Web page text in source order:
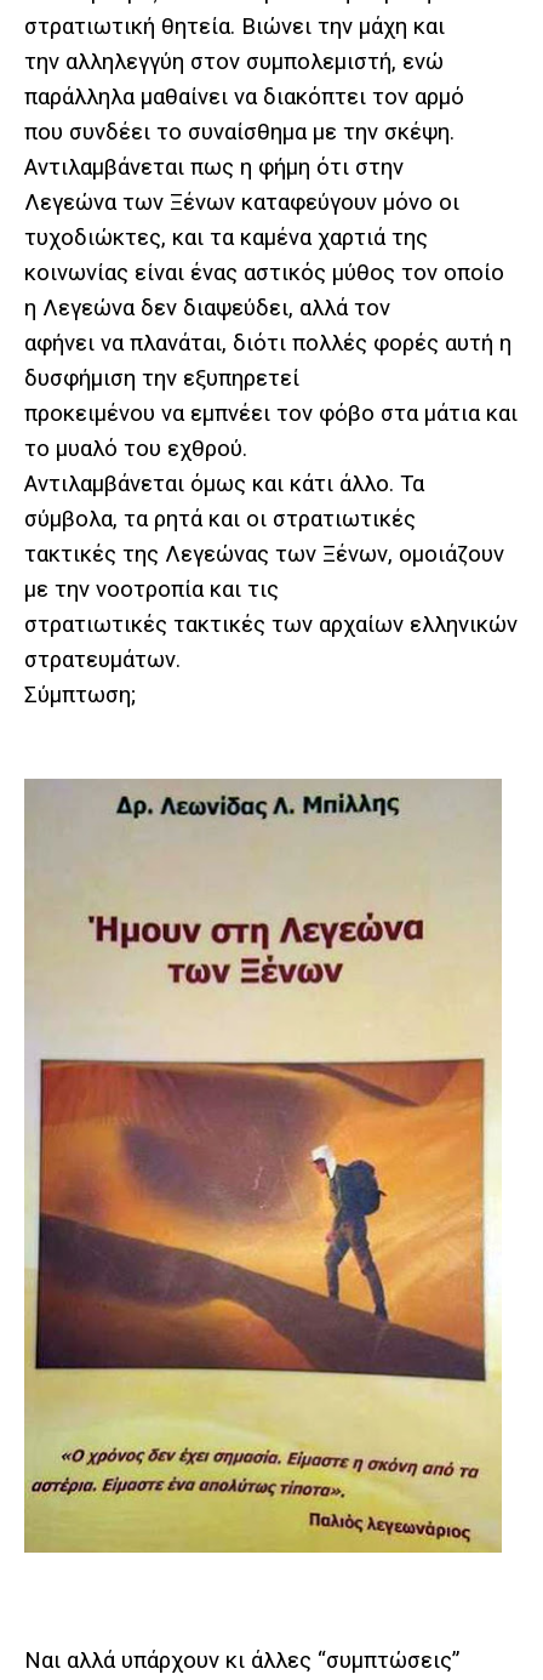
στρατιωτική θητεία. Βιώνει την μάχη και
την αλληλεγγύη στον συμπολεμιστή, ενώ
παράλληλα μαθαίνει να διακόπτει τον αρμό
που συνδέει το συναίσθημα με την σκέψη.
Αντιλαμβάνεται πως η φήμη ότι στην
Λεγεώνα των Ξένων καταφεύγουν μόνο οι
τυχοδιώκτες, και τα καμένα χαρτιά της
κοινωνίας είναι ένας αστικός μύθος τον οποίο
η Λεγεώνα δεν διαψεύδει, αλλά τον
αφήνει να πλανάται, διότι πολλές φορές αυτή η
δυσφήμιση την εξυπηρετεί
προκειμένου να εμπνέει τον φόβο στα μάτια και
το μυαλό του εχθρού.
Αντιλαμβάνεται όμως και κάτι άλλο. Τα
σύμβολα, τα ρητά και οι στρατιωτικές
τακτικές της Λεγεώνας των Ξένων, ομοιάζουν
με την νοοτροπία και τις
στρατιωτικές τακτικές των αρχαίων ελληνικών
στρατευμάτων.
Σύμπτωση;
Ναι αλλά υπάρχουν κι άλλες “συμπτώσεις”